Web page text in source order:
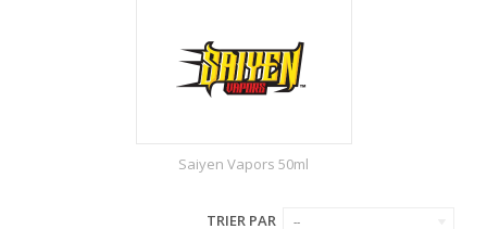
Saiyen Vapors 50ml
TRIER PAR --